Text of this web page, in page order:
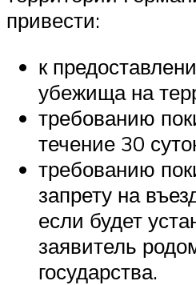
привести:
к
убежища на
требованию
течение 30
требованию
запрету на
если будет
заявитель
государства.